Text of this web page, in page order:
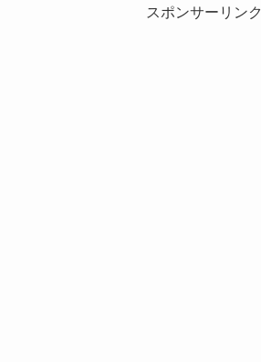
スポンサーリンク